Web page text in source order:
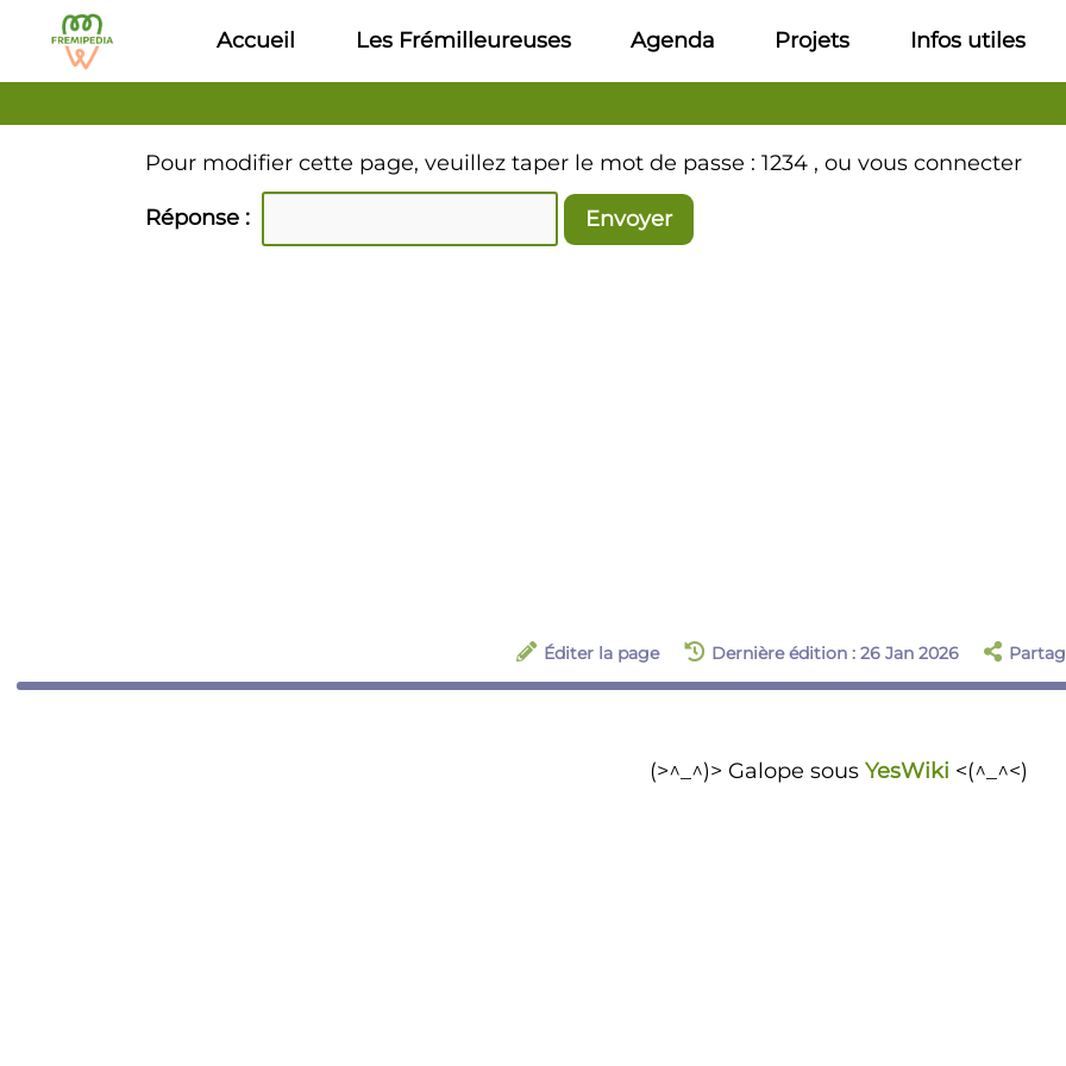
Aller au contenu principal
Accueil Les Frémilleureuses Agenda Projets Infos utiles
Pour modifier cette page, veuillez taper le mot de passe : 1234 , ou vous connecter
Réponse : Envoyer
Éditer la page Dernière édition : 26 Jan 2026
(>^_^)> Galope sous YesWiki <(^_^<)